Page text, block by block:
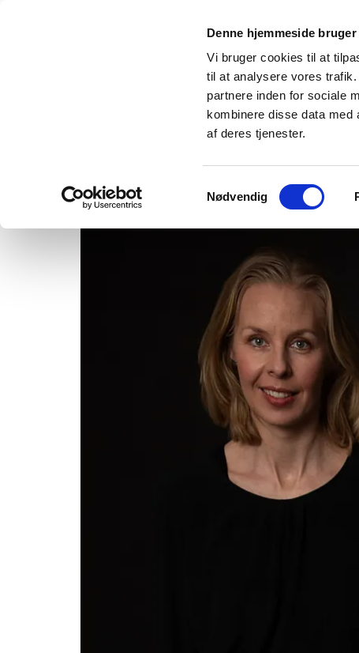
Denne hjemmeside
Vi bruger cookies til at
til at analysere vores
partnere inden for sociale
kombinere disse data med
af deres tjenester.
Nødvendig